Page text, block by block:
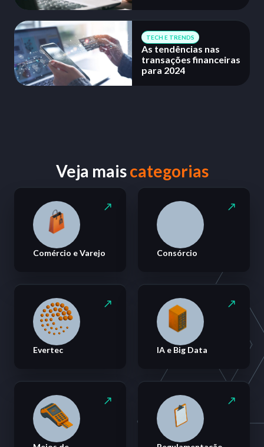
TECH E TRENDS
As tendências nas
transações financeiras
para 2024
Veja maiscategorias
Comércio e Varejo Consórcio
Evertec IA e Big Data